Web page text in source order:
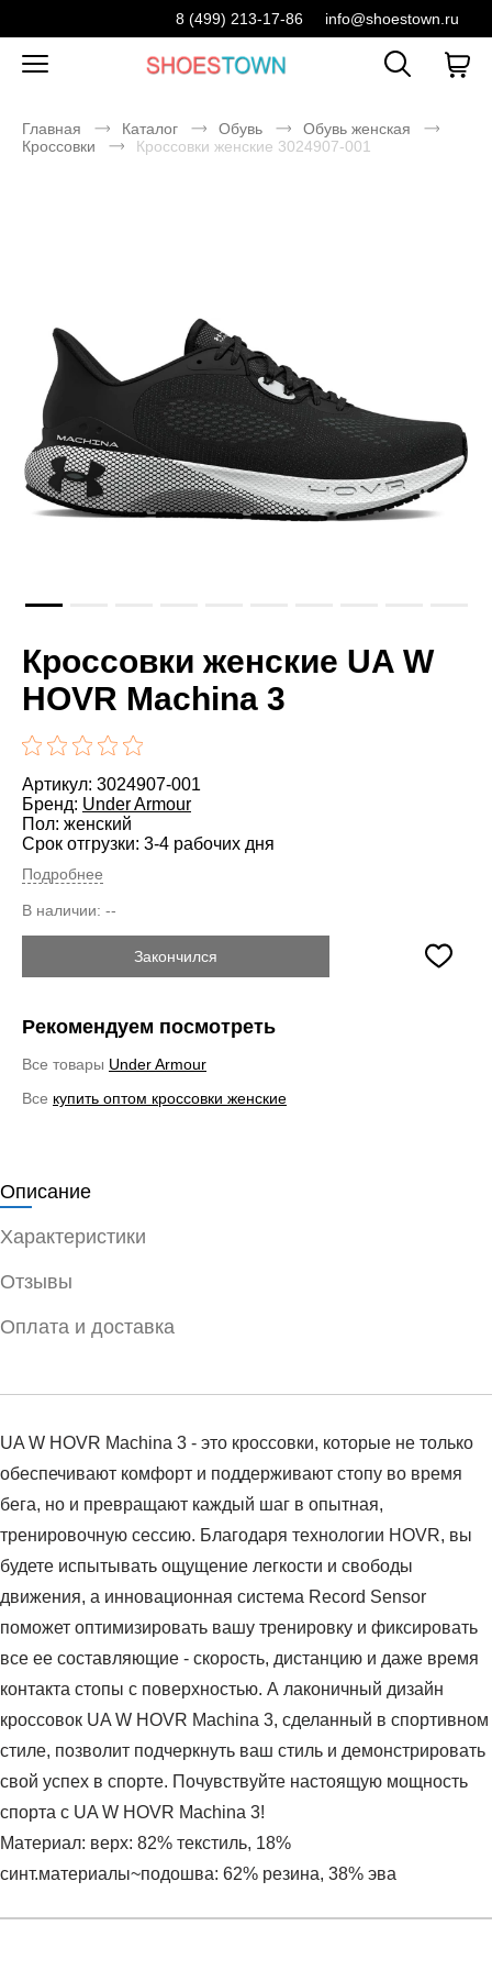
8 (499) 213-17-86 info@shoestown.ru
Главная Каталог Обувь
Обувь женская
Кроссовки
Кроссовки женские 3024907-001
Кроссовки женские UA W
HOVR Machina 3
Артикул: 3024907-001
Бренд: Under Armour
Пол: женский
Срок отгрузки: 3-4 рабочих дня
Подробнее
В наличии: --
Закончился
Рекомендуем посмотреть
Все товары Under Armour
Все купить оптом кроссовки женские
Описание
Характеристики
Отзывы
Оплата и доставка
UA W HOVR Machina 3 - это кроссовки, которые не только
обеспечивают комфорт и поддерживают стопу во время
бега, но и превращают каждый шаг в опытная,
тренировочную сессию. Благодаря технологии HOVR, вы
будете испытывать ощущение легкости и свободы
движения, а инновационная система Record Sensor
поможет оптимизировать вашу тренировку и фиксировать
все ее составляющие - скорость, дистанцию и даже время
контакта стопы с поверхностью. А лаконичный дизайн
кроссовок UA W HOVR Machina 3, сделанный в спортивном
стиле, позволит подчеркнуть ваш стиль и демонстрировать
свой успех в спорте. Почувствуйте настоящую мощность
спорта с UA W HOVR Machina 3!
Материал: верх: 82% текстиль, 18%
синт.материалы~подошва: 62% резина, 38% эва